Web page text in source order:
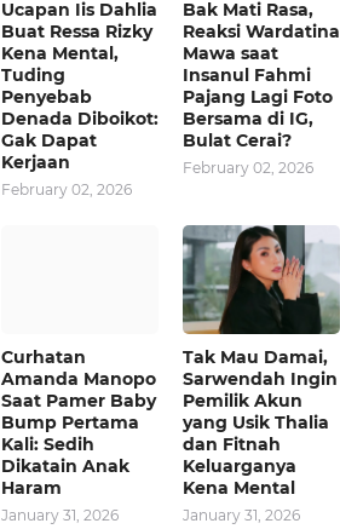
Ucapan Iis Dahlia
Buat Ressa Rizky
Kena Mental,
Tuding
Penyebab
Denada Diboikot:
Gak Dapat
Kerjaan
February 02, 2026
Bak Mati Rasa,
Reaksi Wardatina
Mawa saat
Insanul Fahmi
Pajang Lagi Foto
Bersama di IG,
Bulat Cerai?
February 02, 2026
Curhatan
Amanda Manopo
Saat Pamer Baby
Bump Pertama
Kali: Sedih
Dikatain Anak
Haram
January 31, 2026
Tak Mau Damai,
Sarwendah Ingin
Pemilik Akun
yang Usik Thalia
dan Fitnah
Keluarganya
Kena Mental
January 31, 2026